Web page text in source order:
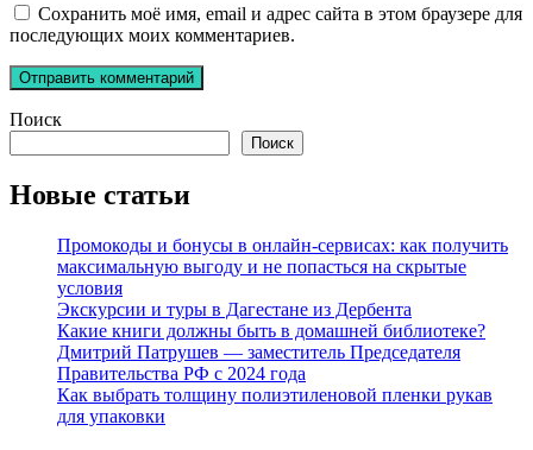
Сохранить моё имя, email и адрес сайта в этом браузере для
последующих моих комментариев.
Поиск
Поиск
Новые статьи
Промокоды и бонусы в онлайн-сервисах: как получить
максимальную выгоду и не попасться на скрытые
условия
Экскурсии и туры в Дагестане из Дербента
Какие книги должны быть в домашней библиотеке?
Дмитрий Патрушев — заместитель Председателя
Правительства РФ с 2024 года
Как выбрать толщину полиэтиленовой пленки рукав
для упаковки